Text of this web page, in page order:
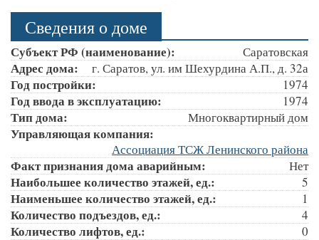
Сведения о доме
Субъект РФ (наименование): Саратовская
Адрес дома: г. Саратов, ул. им Шехурдина А.П., д. 32а
Год постройки: 1974
Год ввода в эксплуатацию: 1974
Тип дома: Многоквартирный дом
Управляющая компания:
Ассоциация ТСЖ Ленинского района
Факт признания дома аварийным: Нет
Наибольшее количество этажей, ед.: 5
Наименьшее количество этажей, ед.: 1
Количество подъездов, ед.: 4
Количество лифтов, ед.: 0